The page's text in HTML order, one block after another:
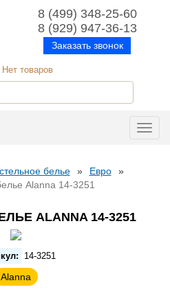
8 (499) 348-25-60
8 (929) 947-36-13
Заказать звонок
белье » Евро
»
Alanna 14-3251
ALANNA 14-3251
14-3251
Alanna